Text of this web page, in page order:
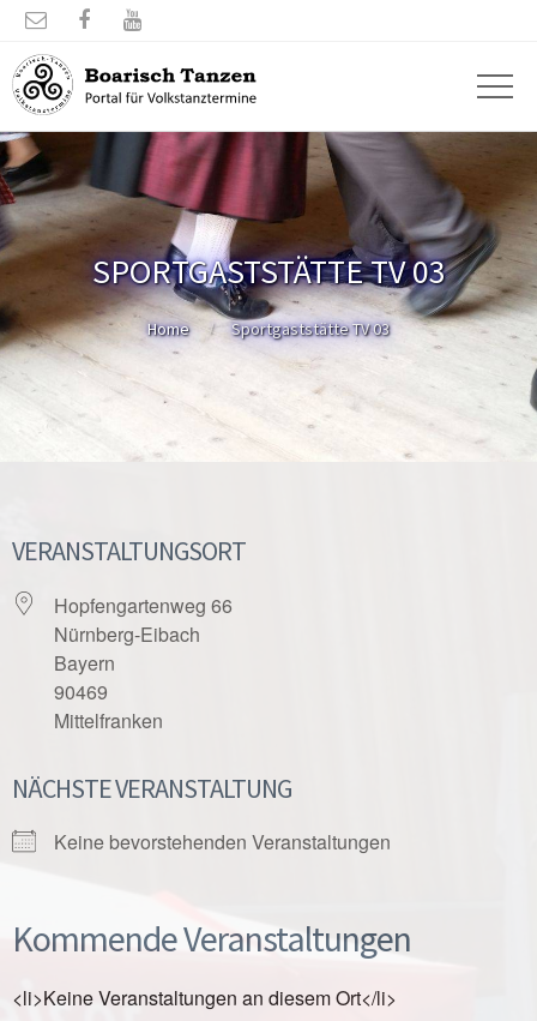
  
SPORTGASTSTÄTTE TV 03
Home Sportgaststätte TV 03
VERANSTALTUNGSORT
Hopfengartenweg 66
Nürnberg-Eibach
Bayern
90469
Mittelfranken
NÄCHSTE VERANSTALTUNG
Keine bevorstehenden Veranstaltungen
Kommende Veranstaltungen
<li>Keine Veranstaltungen an diesem Ort</li>